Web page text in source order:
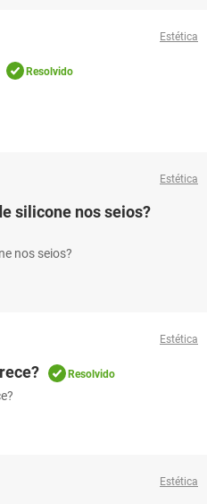
Estética
Resolvido
Estética
silicone nos seios?
nos seios?
Estética
Resolvido
Estética